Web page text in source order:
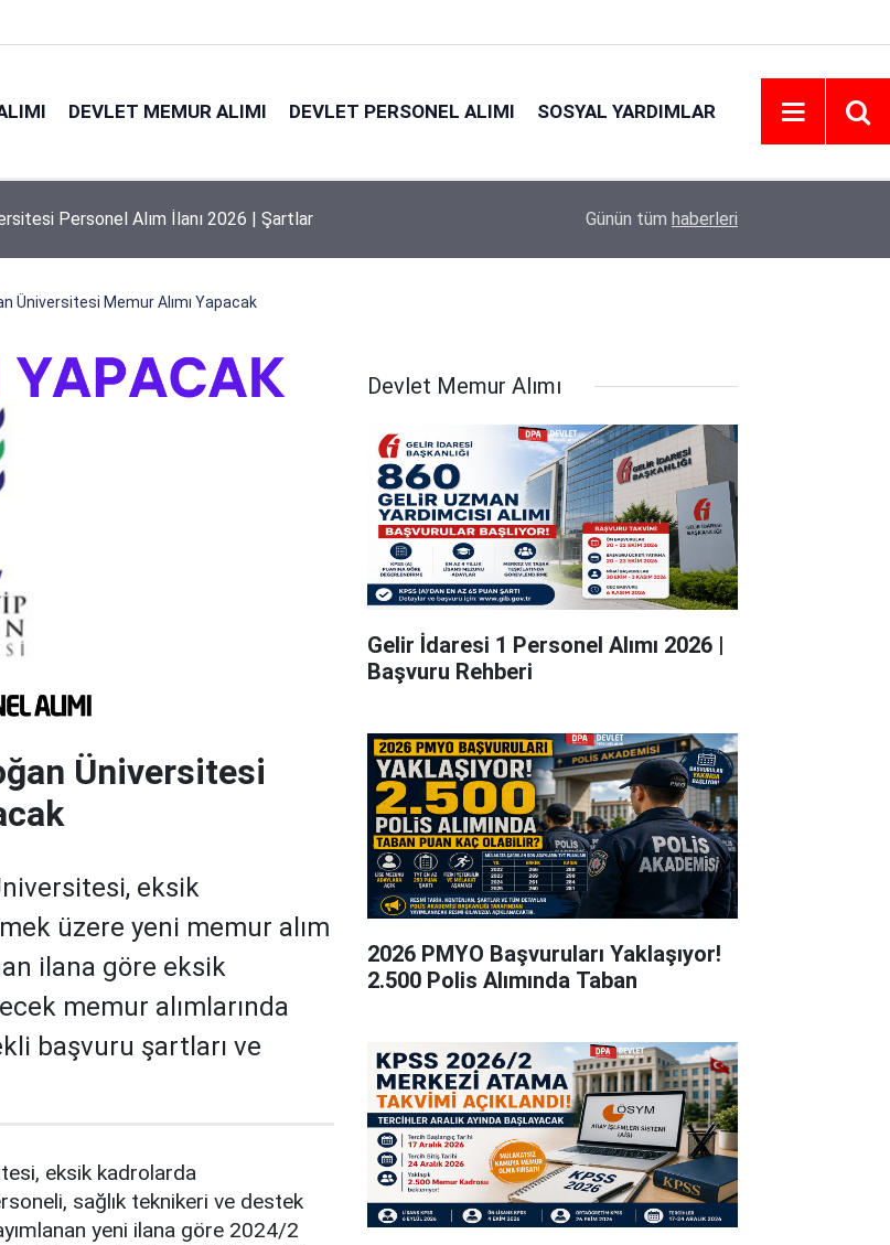
DEVLET MEMUR ALIMI DEVLET PERSONEL ALIMI SOSYAL YARDIMLAR
Personel Alım İlanı 2026 | Şartlar Eskişehir Osmangazi Üniversitesi 203 Personel
Günün tüm haberleri
Üniversitesi Memur Alımı Yapacak
Üniversitesi
eksik
üzere yeni memur alım
ilana göre eksik
memur alımlarında
başvuru şartları ve
eksik kadrolarda
sağlık teknikeri ve destek
yeni ilana göre 2024/2
Devlet Memur Alımı
Gelir İdaresi 1 Personel Alımı 2026 |
Başvuru Rehberi
2026 PMYO Başvuruları Yaklaşıyor!
2.500 Polis Alımında Taban